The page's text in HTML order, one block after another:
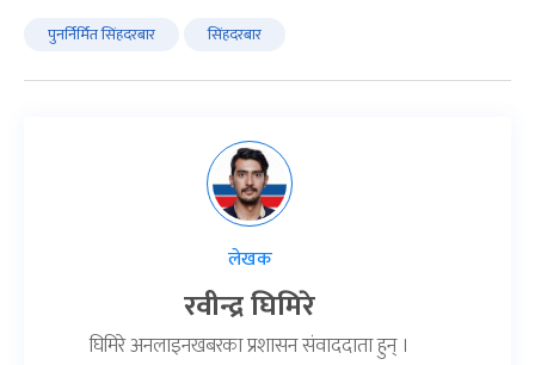
पुनर्निर्मित सिंहदरबार सिंहदरबार
लेखक
रवीन्द्र घिमिरे
घिमिरे अनलाइनखबरका प्रशासन संवाददाता हुन् ।